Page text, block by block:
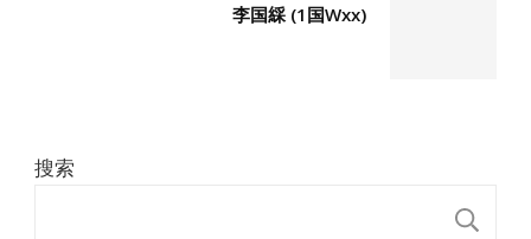
李国綵 (1国Wxx)
搜索